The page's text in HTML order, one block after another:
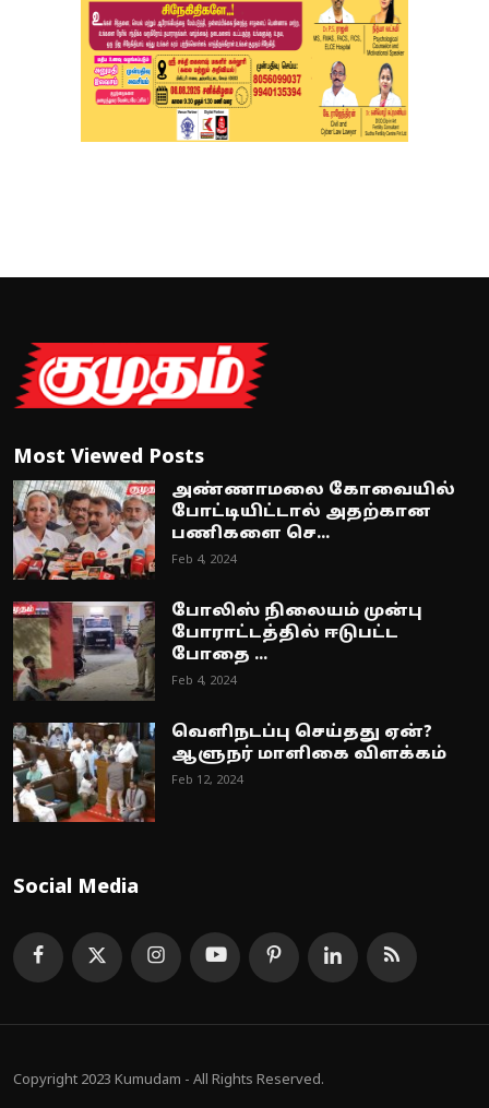
Most Viewed Posts
அண்ணாமலை கோவையில்
போட்டியிட்டால் அதற்கான
பணிகளை செ...
Feb 4, 2024
போலிஸ் நிலையம் முன்பு
போராட்டத்தில் ஈடுபட்ட
போதை ...
Feb 4, 2024
வெளிநடப்பு செய்தது ஏன்?
ஆளுநர் மாளிகை விளக்கம்
Feb 12, 2024
Social Media
Copyright 2023 Kumudam - All Rights Reserved.